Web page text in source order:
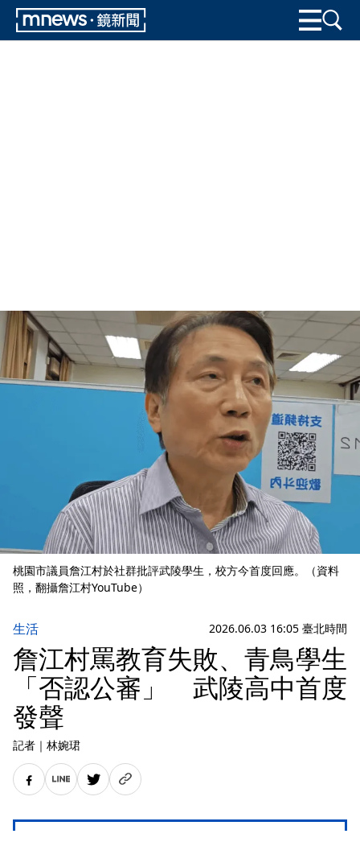
桃園市議員詹江村於社群批評武陵學生，校方今首度回應。（資料
照，翻攝詹江村YouTube）
生活 2026.06.03 16:05 臺北時間
詹江村罵教育失敗、青鳥學生
「否認公審」 武陵高中首度
發聲
記者 ｜ 林婉珺